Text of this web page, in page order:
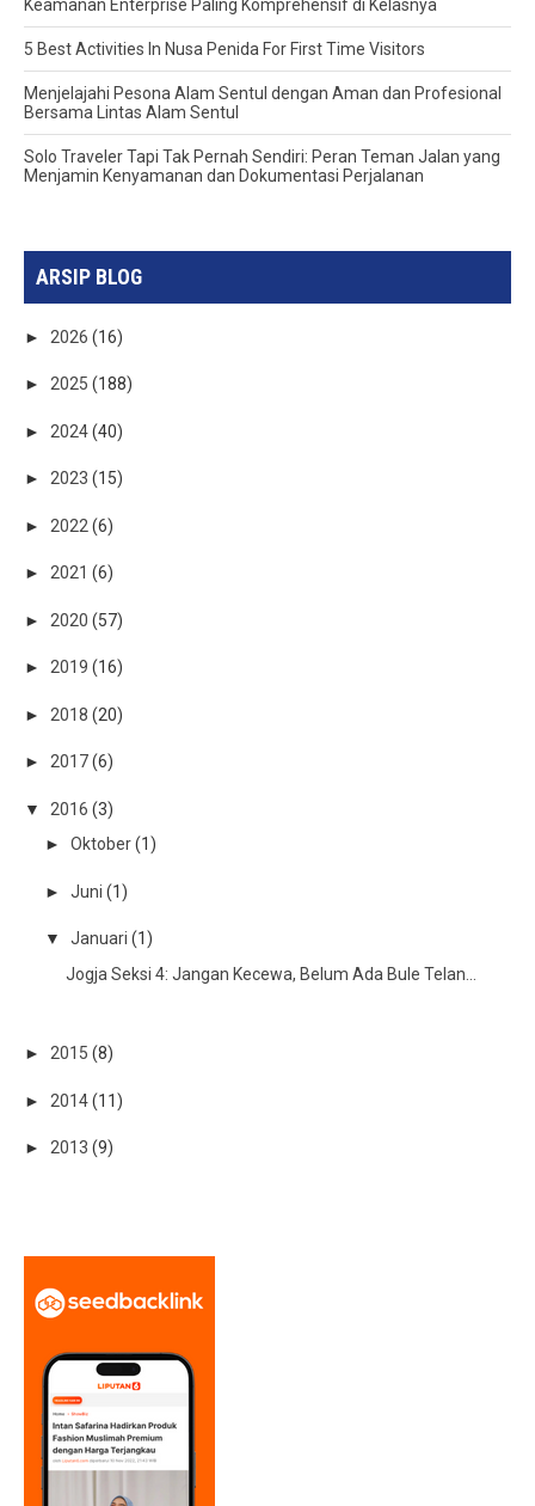
Keamanan Enterprise Paling Komprehensif di Kelasnya
5 Best Activities In Nusa Penida For First Time Visitors
Menjelajahi Pesona Alam Sentul dengan Aman dan Profesional
Bersama Lintas Alam Sentul
Solo Traveler Tapi Tak Pernah Sendiri: Peran Teman Jalan yang
Menjamin Kenyamanan dan Dokumentasi Perjalanan
ARSIP BLOG
► 2026(16)
► 2025(188)
► 2024(40)
► 2023(15)
► 2022(6)
► 2021(6)
► 2020(57)
► 2019(16)
► 2018(20)
► 2017(6)
▼ 2016(3)
► Oktober(1)
► Juni (1)
▼ Januari (1)
Jogja Seksi 4: Jangan Kecewa, Belum Ada Bule Telan...
► 2015(8)
► 2014(11)
► 2013(9)